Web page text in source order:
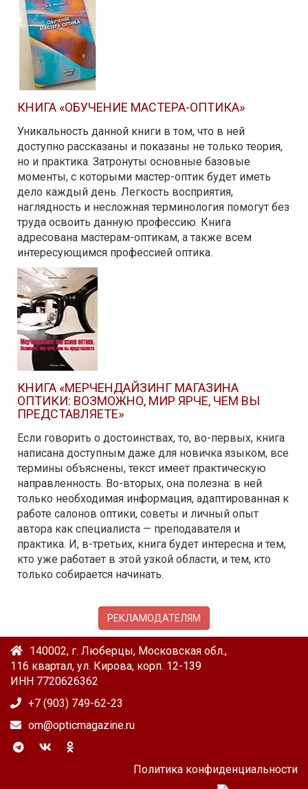
КНИГА «ОБУЧЕНИЕ МАСТЕРА-ОПТИКА»
Уникальность данной книги в том, что в ней
доступно рассказаны и показаны не только теория,
но и практика. Затронуты основные базовые
моменты, с которыми мастер-оптик будет иметь
дело каждый день. Легкость восприятия,
наглядность и несложная терминология помогут без
труда освоить данную профессию. Книга
адресована мастерам-оптикам, а также всем
интересующимся профессией оптика.
КНИГА «МЕРЧЕНДАЙЗИНГ МАГАЗИНА
ОПТИКИ: ВОЗМОЖНО, МИР ЯРЧЕ, ЧЕМ ВЫ
ПРЕДСТАВЛЯЕТЕ»
Если говорить о достоинствах, то, во-первых, книга
написана доступным даже для новичка языком, все
термины объяснены, текст имеет практическую
направленность. Во-вторых, она полезна: в ней
только необходимая информация, адаптированная к
работе салонов оптики, советы и личный опыт
автора как специалиста — преподавателя и
практика. И, в-третьих, книга будет интересна и тем,
кто уже работает в этой узкой области, и тем, кто
только собирается начинать.
РЕКЛАМОДАТЕЛЯМ
140002, г. Люберцы, Московская обл.,
116 квартал, ул. Кирова, корп. 12-139
ИНН 7720626362
+7 (903) 749-62-23
om@opticmagazine.ru
Политика конфиденциальности